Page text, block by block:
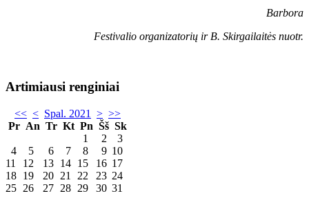
Barbora
Festivalio organizatorių ir B. Skirgailaitės nuotr.
Artimiausi renginiai
<< < Spal. 2021 > >>
Pr An Tr Kt Pn Šš Sk
1
2
3
4
5 6 7 8 9 10
11
12 13 14 15 16 17
18 19 20 21 22 23 24
25 26 27 28 29 30 31